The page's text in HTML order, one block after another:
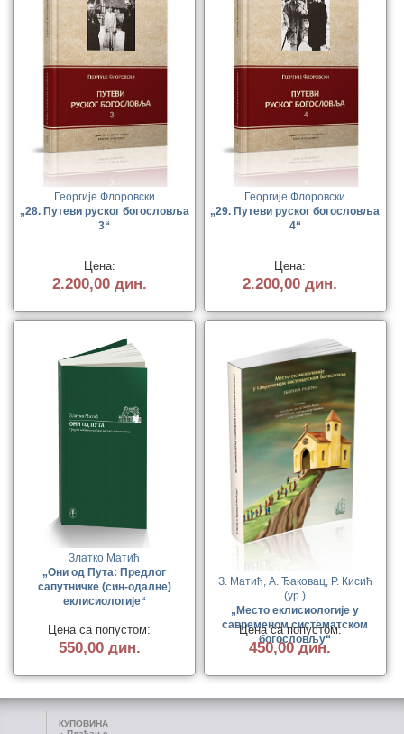
Георгије Флоровски
„28. Путеви руског богословља
3“
Цена:
2.200,00 дин.
Георгије Флоровски
„29. Путеви руског богословља
4“
Цена:
2.200,00 дин.
Златко Матић
„Они од Пута: Предлог
сапутничке (син-одалне)
еклисиологије“
Цена са попустом:
550,00 дин.
З. Матић, А. Ђаковац, Р. Кисић
(ур.)
„Место еклисиологије у
савременом систематском
богословљу“
Цена са попустом:
450,00 дин.
КУПОВИНА